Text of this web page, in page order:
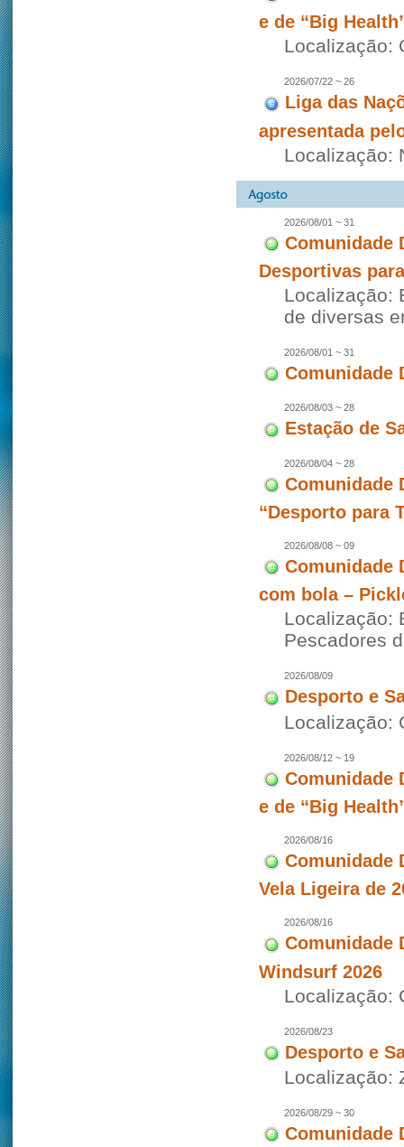
e de “Big
Localização:
2026/07/22 ~ 26
Liga das
apresentada
Localização:
2026/08/01 ~ 31
Comunidade
Desportivas
Localização:
de diversas
2026/08/01 ~ 31
Comunidade
2026/08/03 ~ 28
Estação de
2026/08/04 ~ 28
Comunidade
“Desporto para
2026/08/08 ~ 09
Comunidade
com bola –
Localização:
Pescadores
2026/08/09
Desporto e
Localização:
2026/08/12 ~ 19
Comunidade
e de “Big
2026/08/16
Comunidade
Vela Ligeira de
2026/08/16
Comunidade
Windsurf 2026
Localização:
2026/08/23
Desporto e
Localização:
2026/08/29 ~ 30
Comunidade